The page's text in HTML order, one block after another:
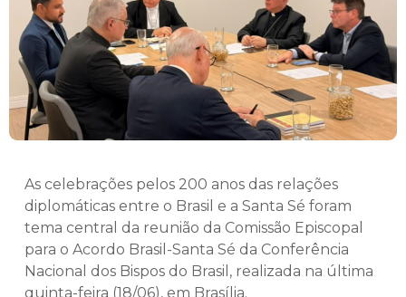
As celebrações pelos 200 anos das relações
diplomáticas entre o Brasil e a Santa Sé foram
tema central da reunião da Comissão Episcopal
para o Acordo Brasil-Santa Sé da Conferência
Nacional dos Bispos do Brasil, realizada na última
quinta-feira (18/06), em Brasília.